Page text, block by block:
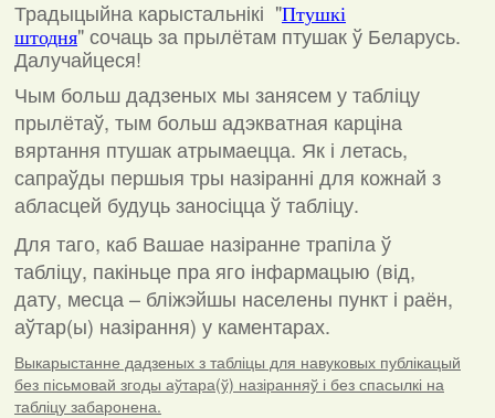
Традыцыйна карыстальнікі "Птушкі
штодня"сочаць за прылётам птушак ў Беларусь.
Далучайцеся!
Чым больш дадзеных мы занясем у табліцу
прылётаў, тым больш адэкватная карціна
вяртання птушак атрымаецца. Як і летась,
сапраўды першыя тры назіранні для кожнай з
абласцей будуць заносіцца ў табліцу.
Для таго, каб Вашае назіранне трапіла ў
табліцу, пакіньце пра яго інфармацыю (від,
дату, месца – бліжэйшы населены пункт і раён,
аўтар(ы) назірання) у каментарах.
Выкарыстанне дадзеных з табліцы для навуковых публікацый
без пісьмовай згоды аўтара(ў) назіранняў і без спасылкі на
табліцу забаронена.